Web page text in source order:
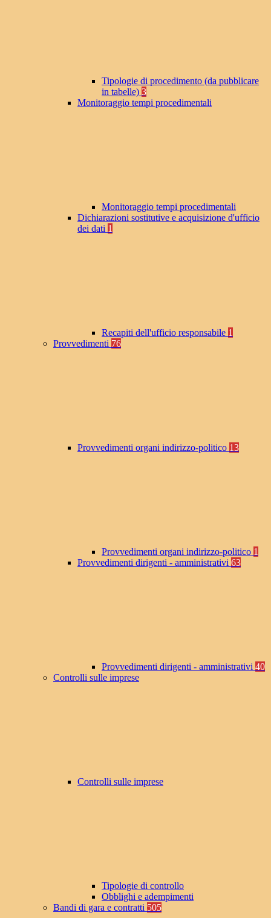
Tipologie di procedimento (da pubblicare
in tabelle) 3
Monitoraggio tempi procedimentali
Monitoraggio tempi procedimentali
Dichiarazioni sostitutive e acquisizione d'ufficio
dei dati 1
Recapiti dell'ufficio responsabile 1
Provvedimenti 76
Provvedimenti organi indirizzo-politico 13
Provvedimenti organi indirizzo-politico 1
Provvedimenti dirigenti - amministrativi 63
Provvedimenti dirigenti - amministrativi 40
Controlli sulle imprese
Controlli sulle imprese
Tipologie di controllo
Obblighi e adempimenti
Bandi di gara e contratti 505